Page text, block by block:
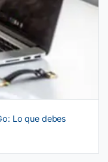
Lo que debes